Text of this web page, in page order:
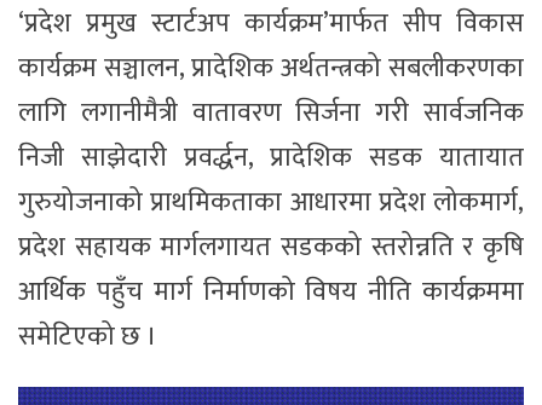
‘प्रदेश प्रमुख स्टार्टअप कार्यक्रम’मार्फत सीप विकास
कार्यक्रम सञ्चालन, प्रादेशिक अर्थतन्त्रको सबलीकरणका
लागि लगानीमैत्री वातावरण सिर्जना गरी सार्वजनिक
निजी साझेदारी प्रवर्द्धन, प्रादेशिक सडक यातायात
गुरुयोजनाको प्राथमिकताका आधारमा प्रदेश लोकमार्ग,
प्रदेश सहायक मार्गलगायत सडकको स्तरोन्नति र कृषि
आर्थिक पहुँच मार्ग निर्माणको विषय नीति कार्यक्रममा
समेटिएको छ ।